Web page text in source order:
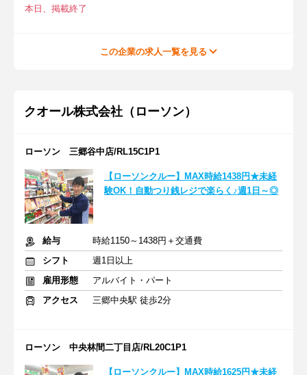
本日、掲載終了
この企業の求人一覧を見る
クオール株式会社（ローソン）
ローソン 三郷谷中店/RL15C1P1
【ローソンクルー】MAX時給1438円★未経
験OK！自動つり銭レジで楽らく♪週1日～◎
給与
時給1150～1438円＋交通費
シフト
週1日以上
雇用形態
アルバイト・パート
アクセス
三郷中央駅 徒歩2分
ローソン 中央林間二丁目店/RL20C1P1
【ローソンクルー】MAX時給1625円★未経